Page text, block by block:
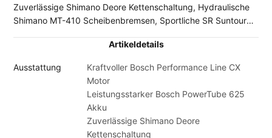
Zuverlässige Shimano Deore Kettenschaltung, Hydraulische
Shimano MT-410 Scheibenbremsen, Sportliche SR Suntour
Fahrradherstellern kann es sein, dass vereinzelt
gleichwertige oder sogar höherwertige Bauteile ersetzt
worden sind. In Einzelfällen ist es möglich, dass das gelieferte
Fahrrad von den Abbildungen im Shop abweicht.
Artikeldetails
Ausstattung
Kraftvoller Bosch Performance Line CX
Motor
Leistungsstarker Bosch PowerTube 625
Akku
Zuverlässige Shimano Deore
Kettenschaltung